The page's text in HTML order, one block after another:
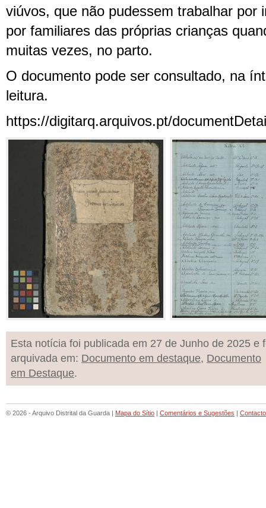
viúvos, que não pudessem trabalhar por
por familiares das próprias crianças
muitas vezes, no parto.
O documento pode ser consultado, na
leitura.
https://digitarq.arquivos.pt/
Esta notícia foi publicada em 27 de Junho de 2025 e
arquivada em: Documento em destaque, Documento
em Destaque.
© 2026 - Arquivo Distrital da Guarda | Mapa do Sítio | Comentários e Sugestões |